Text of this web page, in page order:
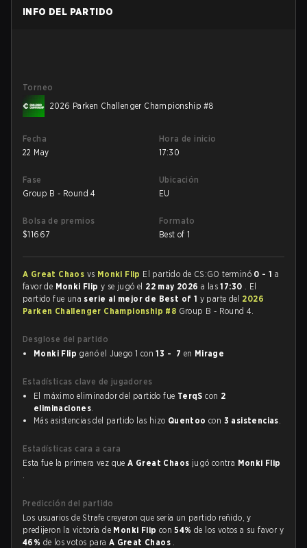
INFO DEL PARTIDO
Torneo
2026 Parken Challenger Championship #8
Fecha
22 May
Hora de inicio
17:30
Fase
Group B - Round 4
Ubicación
EU
Bolsa de premios
$11667
Formato
Best of 1
A Great Chaos vs Monki Flip El partido de CS:GO terminó 0 - 1 a
favor de Monki Flipy se jugó el 22 may 2026a las17:30 . El
partido fue una serie al mejor de Best of 1 y parte del 2026
Parken Challenger Championship #8 Group B - Round 4.
Desglose del partido
Monki Flip ganó el Juego 1 con13 - 7 en Mirage
Estadísticas clave de jugadores
El máximo eliminador del partido fue TerqS con 2
eliminaciones.
Más asistencias del partido las hizo Quentoo con 3 asistencias.
Estadísticas cara a cara
Esta fue la primera vez queA Great Chaos jugó contra Monki Flip
.
Predicción del partido
Los usuarios de Strafe creyeron que sería un partido reñido, y
predijeron la victoria de Monki Flip con54%de los votos a su favor y
46% de los votos para A Great Chaos .